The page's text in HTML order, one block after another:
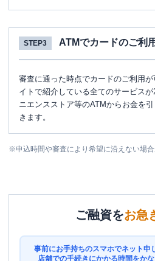
STEP3 ATMでカードのご利用
審査に通った時点でカードのご利用
イトで紹介している全てのサービス
ニエンスストア等のATMからお金を
きます。
※申込時間や審査により希望に沿えない場合
ご融資をお急
事前にお手持ちのスマホでネット申
店舗での手続きにかかる時間をか